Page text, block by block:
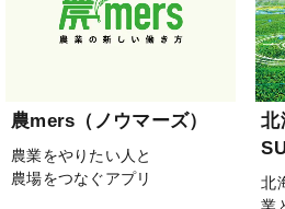
農mers（ノウマーズ）
農業をやりたい人と
農場をつなぐアプリ
北
北
業